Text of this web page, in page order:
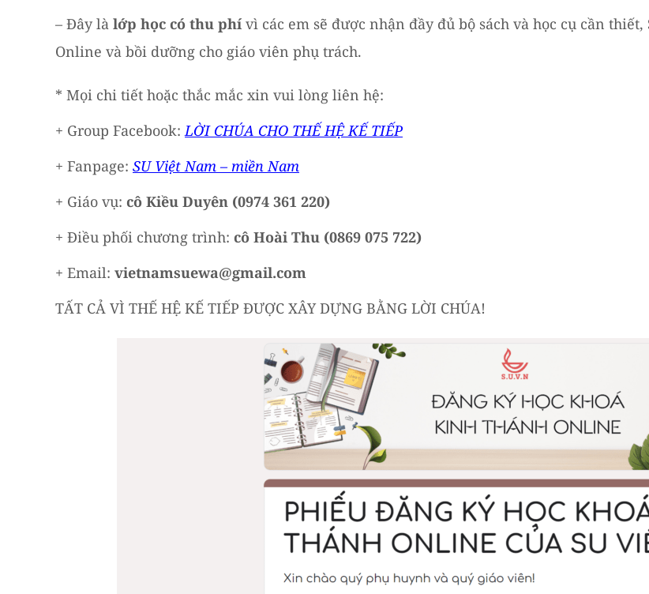
– Đây là lớp học có thu phí vì các em sẽ được nhận đầy đủ bộ sách và học cụ cần
Online và bồi dưỡng cho giáo viên phụ trách.
* Mọi chi tiết hoặc thắc mắc xin vui lòng liên hệ:
+ Group Facebook:LỜI CHÚA CHO THẾ HỆ KẾ TIẾP
+ Fanpage: SU Việt Nam – miền Nam
+ Giáo vụ: cô Kiều Duyên (0974 361 220)
+ Điều phối chương trình: cô Hoài Thu (0869 075 722)
+ Email: vietnamsuewa@gmail.com
TẤT CẢ VÌ THẾ HỆ KẾ TIẾP ĐƯỢC XÂY DỰNG BẰNG LỜI CHÚA!